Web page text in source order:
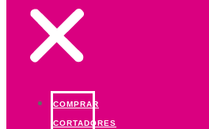
COMPRAR
CORTADORES